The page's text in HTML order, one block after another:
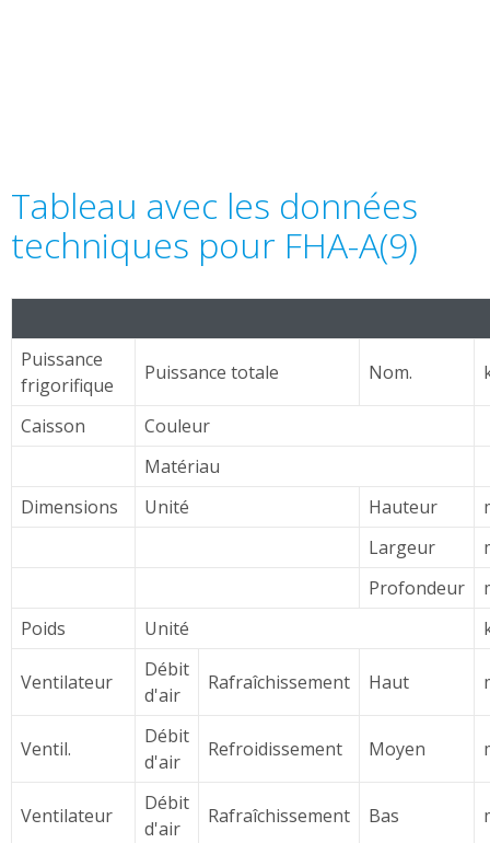
Tableau avec les données
techniques pour FHA-A(9)
Puissance
frigorifique
Puissance totale Nom.
Caisson
Couleur
Matériau
Dimensions
Unité Hauteur
Largeur
Profondeur
Poids
Unité
Ventilateur
Débit
d'air
Rafraîchissement Haut
Ventil.
Débit
d'air
Refroidissement Moyen
Ventilateur
Débit
d'air
Rafraîchissement Bas